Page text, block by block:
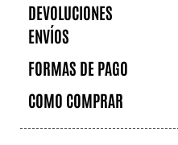
DEVOLUCIONES
ENVÍOS
FORMAS DE PAGO
COMO COMPRAR